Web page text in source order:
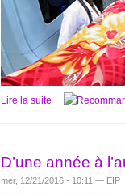
Lire la suite
D’une année à
mer, 12/21/2016 - 10:11 — EIP